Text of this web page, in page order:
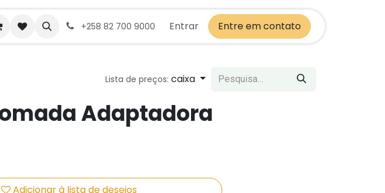
+258 82 700 9000 Entrar Entre em contato
Lista de preços: caixa
Adaptadora
Adicionar à lista de desejos